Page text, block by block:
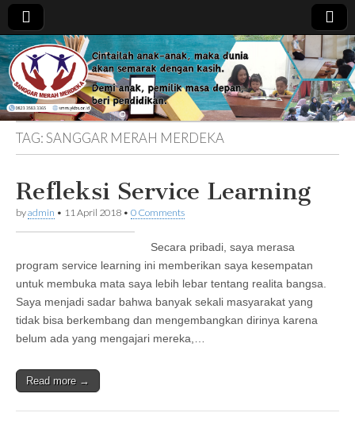
Sanggar
Merah
Merdeka
TAG:SANGGAR MERAH MERDEKA
Refleksi Service Learning
byadmin • 11 April 2018 • 0 Comments
Secara pribadi, saya merasa
program service learning ini memberikan saya kesempatan
untuk membuka mata saya lebih lebar tentang realita bangsa.
Saya menjadi sadar bahwa banyak sekali masyarakat yang
tidak bisa berkembang dan mengembangkan dirinya karena
belum ada yang mengajari mereka,…
Read more →